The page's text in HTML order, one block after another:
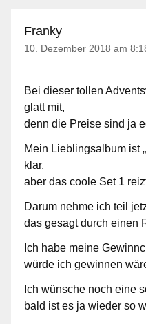
Franky
10. Dezember 2018 am
Bei dieser tollen
glatt mit,
denn die Preise sind ja
Mein Lieblingsalbum ist
klar,
aber das coole Set 1
Darum nehme ich teil
das gesagt durch einen
Ich habe meine
würde ich gewinnen
Ich wünsche noch eine
bald ist es ja wieder so